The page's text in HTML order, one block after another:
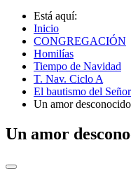
Está aquí:
Inicio
CONGREGACIÓN
Homilías
Tiempo de Navidad
T. Nav. Ciclo A
El bautismo del Señor
Un amor
Un amor